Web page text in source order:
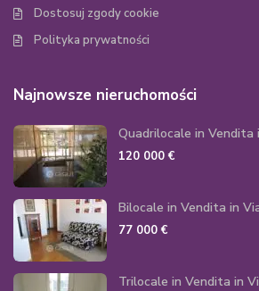
Dostosuj zgody cookie
Polityka prywatności
Najnowsze nieruchomości
Quadrilocale in Vendita
120 000 €
Bilocale in Vendita in
77 000 €
Trilocale in Vendita in